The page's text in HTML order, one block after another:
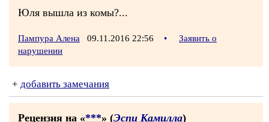
Юля вышла из комы?...
Пампура Алена 09.11.2016 22:56 •
Заявить о
нарушении
+ добавить замечания
Рецензия на «***» (Эспи Камилла)